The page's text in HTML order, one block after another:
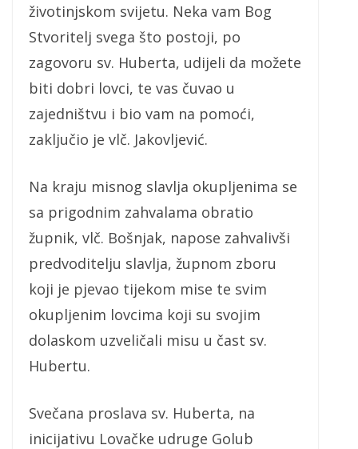
životinjskom svijetu. Neka vam Bog
Stvoritelj svega što postoji, po
zagovoru sv. Huberta, udijeli da možete
biti dobri lovci, te vas čuvao u
zajedništvu i bio vam na pomoći,
zaključio je vlč. Jakovljević.
Na kraju misnog slavlja okupljenima se
sa prigodnim zahvalama obratio
župnik, vlč. Bošnjak, napose zahvalivši
predvoditelju slavlja, župnom zboru
koji je pjevao tijekom mise te svim
okupljenim lovcima koji su svojim
dolaskom uzveličali misu u čast sv.
Hubertu.
Svečana proslava sv. Huberta, na
inicijativu Lovačke udruge Golub